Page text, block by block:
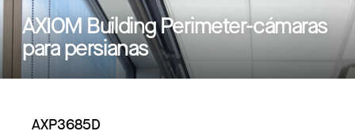
AXIOM Building Perimeter-cámaras
para persianas
AXP3685D